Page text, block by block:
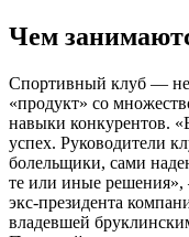
Чем
Спортивный клуб —
«продукт» со
навыки конкурентов.
успех. Руководители
болельщики, сами
те или иные решения»,
экс-президента
владевшей